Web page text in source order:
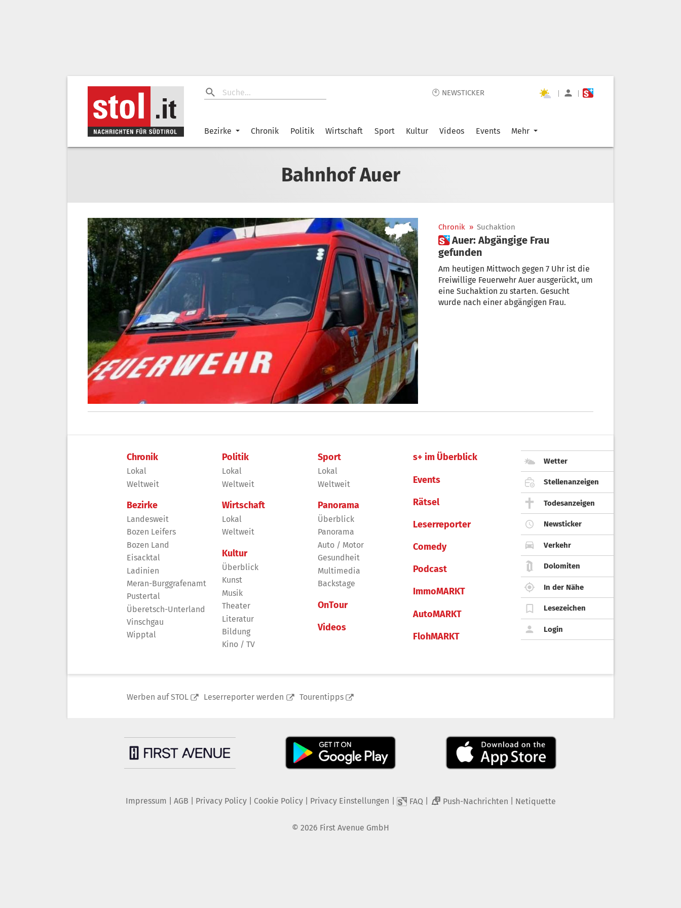
🕙 NEWSTICKER | |
Bezirke Chronik Politik Wirtschaft Sport Kultur Videos Events Mehr
Bahnhof Auer
Chronik » Suchaktion
 Auer: Abgängige Frau
gefunden
Am heutigen Mittwoch gegen 7 Uhr ist die
Freiwillige Feuerwehr Auer ausgerückt, um
eine Suchaktion zu starten. Gesucht
wurde nach einer abgängigen Frau.
Chronik
Lokal
Weltweit
Bezirke
Landesweit
Bozen Leifers
Bozen Land
Eisacktal
Ladinien
Meran-Burggrafenamt
Pustertal
Überetsch-Unterland
Vinschgau
Wipptal
Politik
Lokal
Weltweit
Wirtschaft
Lokal
Weltweit
Kultur
Überblick
Kunst
Musik
Theater
Literatur
Bildung
Kino / TV
Sport
Lokal
Weltweit
Panorama
Überblick
Panorama
Auto / Motor
Gesundheit
Multimedia
Backstage
OnTour
Videos
s+ im Überblick
Events
Rätsel
Leserreporter
Comedy
Podcast
ImmoMARKT
AutoMARKT
FlohMARKT
Wetter
Stellenanzeigen
Todesanzeigen
Newsticker
Verkehr
Dolomiten
In der Nähe
Lesezeichen
Login
Werben auf STOL Leserreporter werden Tourentipps
Impressum AGB Privacy Policy| Cookie Policy| Privacy Einstellungen FAQ 2 Push-Nachrichten Netiquette
© 2026 First Avenue GmbH